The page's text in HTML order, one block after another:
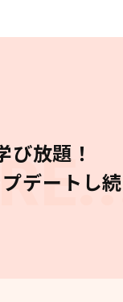
び放題！
デートし続